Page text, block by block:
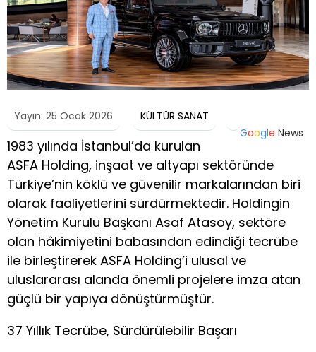
Yayın: 25 Ocak 2026
KÜLTÜR SANAT
Google News
1983 yılında İstanbul’da kurulan
ASFA Holding, inşaat ve altyapı sektöründe
Türkiye’nin köklü ve güvenilir markalarından biri
olarak faaliyetlerini sürdürmektedir. Holdingin
Yönetim Kurulu Başkanı Asaf Atasoy, sektöre
olan hâkimiyetini babasından edindiği tecrübe
ile birleştirerek ASFA Holding’i ulusal ve
uluslararası alanda önemli projelere imza atan
güçlü bir yapıya dönüştürmüştür.
37 Yıllık Tecrübe, Sürdürülebilir Başarı